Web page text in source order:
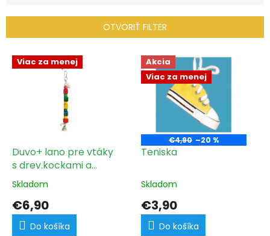
i
o
OTVORIŤ FILTER
V
o
d
o
Viac za menej
Duvo+ lano pre vtáky
s drev.kockami a
zvoncom 35cm
Skladom
€6,90
Do košíka
Akcia
Viac za menej
€4,90 –20 %
Teniska
Skladom
€3,90
Do košíka